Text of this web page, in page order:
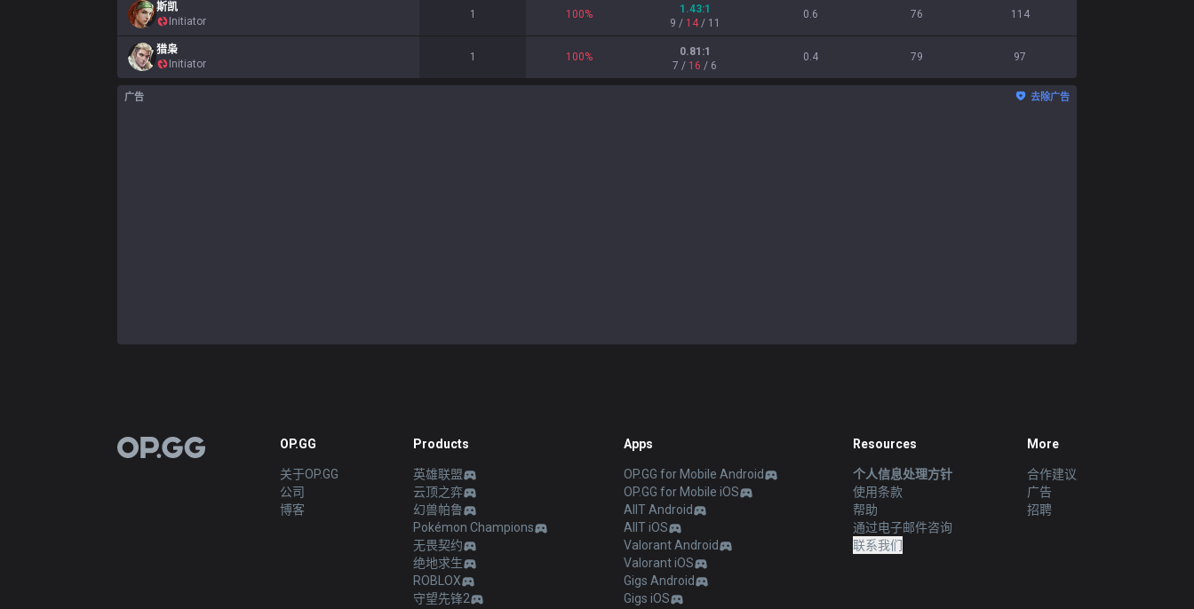
斯凯
Initiator
1 100% 1.43:1
9 / 14/ 11
0.6 76 114
猎枭
Initiator
1 100% 0.81 :1
7 / 16 / 6
0.4 79 97
广告 去除广告
OP.GG OP.GG
关于OP.GG
公司
博客
Products
英雄联盟
云顶之弈
幻兽帕鲁
Pokémon Champions
无畏契约
绝地求生
ROBLOX
守望先锋2
Apps
OP.GG for Mobile Android
OP.GG for Mobile iOS
AllT Android
AllT iOS
Valorant Android
Valorant iOS
Gigs Android
Gigs iOS
Resources
个人信息处理方针
使用条款
帮助
通过电子邮件咨询
联系我们
More
合作建议
广告
招聘